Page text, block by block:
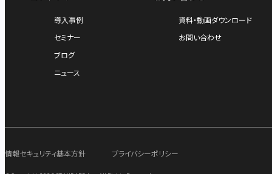
導入事例
セミナー
ブログ
ニュース
資料・動画ダウンロード
お問い合わせ
情報セキュリティ基本方針 プライバシーポリシー